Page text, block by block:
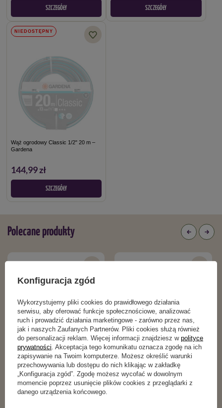
SZCZEGÓŁY SZCZEGÓŁY
NIEDOSTĘPNY
Wąż ogrodowy Classic 1/2" 20 m –
Gardena
144,99 zł
SZCZEGÓŁY
Polecane produkty
Agrowłóknina HORTI-LINE zimowa
2,10 m x10 mb
Tablice lepowe na ziemiórki, mączliki,
mszyce i inne 10 szt. Target
Konfiguracja zgód
Wykorzystujemy pliki cookies do prawidłowego działania
serwisu, aby oferować funkcje społecznościowe, analizować
ruch i prowadzić działania marketingowe - zarówno przez nas,
jak i naszych Zaufanych Partnerów. Pliki cookies służą również
do personalizacji reklam. Więcej informacji znajdziesz w polityce
prywatności . Akceptacja tego komunikatu oznacza zgodę na ich
zapisywanie na Twoim komputerze. Możesz określić warunki
przechowywania lub dostępu do nich klikając w zakładkę
„Konfiguracja zgód”. Zgodę możesz wycofać w dowolnym
momencie poprzez usunięcie plików cookies z przeglądarki z
danego urządzenia końcowego.